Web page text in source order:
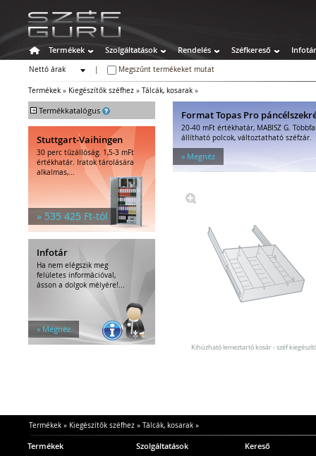
Termékek Szolgáltatások Rendelés Széfkereső Infotár
Nettó árak
Megszűnt termékeket mutat
Termékek » Kiegészítők széfhez » Tálcák, kosarak »
+ Termékkatalógus
Értékszéfek
Tűzálló széfek
Speciális széfek
Egyéb tárolók
Kiegészítők széfhez
Belső rekeszek
Tálcák, kosarak
Fiókok
Egyéb kiegészítők
Széfzárak
Stuttgart-Vaihingen
30 perc tűzállóság. 1,5-3 mFt
értékhatár. Iratok tárolására
alkalmas,...
» 535 425 Ft-tól
Infotár
Ha nem elégszik meg
felületes információval,
ásson a dolgok mélyére!...
» Megnéz
Format Topas Pro
20-40 mFt értékhatár, MABISZ G.
állítható polcok, változtatható széfzár.
» Megnéz
Kihúzható lemeztartó kosár - széf
Termékek» Kiegészítők széfhez» Tálcák, kosarak»
Termékek
Szolgáltatások
Kereső